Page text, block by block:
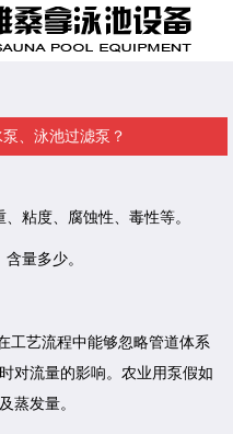
、泳池过滤泵？
粘度、腐蚀性、毒性等。
量多少。
工艺流程中能够忽略管道体系
对流量的影响。农业用泵假如
蒸发量。